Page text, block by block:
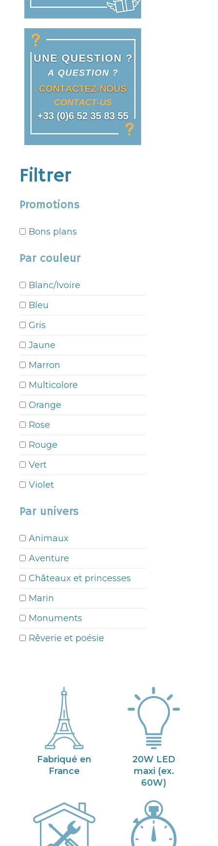
Filtrer
Promotions
Bons plans
Par couleur
Blanc/Ivoire
Bleu
Gris
Jaune
Marron
Multicolore
Orange
Rose
Rouge
Vert
Violet
Par univers
Animaux
Aventure
Châteaux et princesses
Marin
Monuments
Rêverie et poésie
Fabriqué en
France
20W LED
maxi (ex.
60W)